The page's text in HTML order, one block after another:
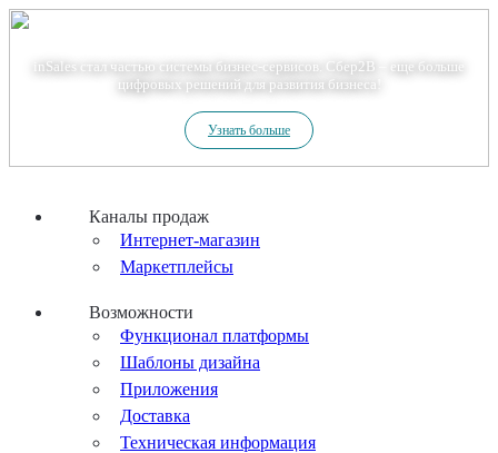
inSales стал частью системы бизнес-сервисов. Сбер2В – еще больше
цифровых решений для развития бизнеса!
Узнать больше
Каналы продаж
Интернет-магазин
Маркетплейсы
Возможности
Функционал платформы
Шаблоны дизайна
Приложения
Доставка
Техническая информация